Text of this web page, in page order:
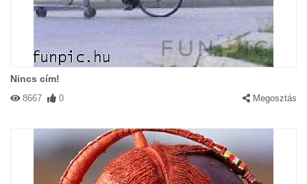
Nincs cím!
8667 0 Megosztás